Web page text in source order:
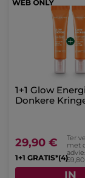
1+1 Glow
Donkere
29,90 €
Ter
met
1+1 GRATIS*(4)
IN